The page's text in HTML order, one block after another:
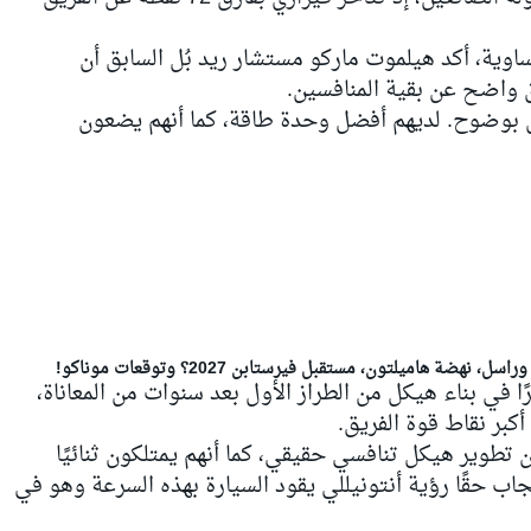
إلى صحيفة "أو إي24" النمساوية، أكد هيلموت ماركو مستشار ريد بُل السابق أن
واضح عن بقية المنافسين.
لديهم أفضل وحدة طاقة، كما أنهم يضعون
هيكل من الطراز الأول بعد سنوات من المعاناة،
نقاط قوة الفريق.
منذ 2021، تمكنوا من تطوير هيكل تنافسي حقيقي، كما أنهم يمتلكون ثنائيًا
حقًا رؤية أنتونيللي يقود السيارة بهذه السرعة وهو في